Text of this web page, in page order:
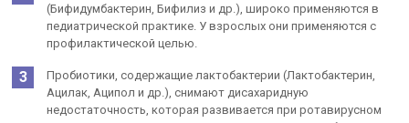
(Бифидумбактерин, Бифилиз и др.), широко применяются в
педиатрической практике. У взрослых они применяются с
профилактической целью.
Пробиотики, содержащие лактобактерии (Лактобактерин,
Ацилак, Аципол и др.), снимают дисахаридную
недостаточность, которая развивается при ротавирусном